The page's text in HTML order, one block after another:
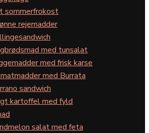
sommerfrokost
rejemadder
med tunsalat
med frisk karse
med Burrata
sandwich
kartoffel med fyld
salat med feta